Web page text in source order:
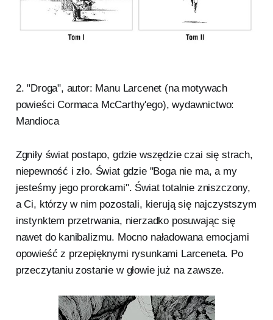
2. "Droga", autor: Manu Larcenet (na motywach
powieści Cormaca McCarthy'ego), wydawnictwo:
Mandioca
Zgniły świat postapo, gdzie wszędzie czai się strach,
niepewność i zło. Świat gdzie "Boga nie ma, a my
jesteśmy jego prorokami". Świat totalnie zniszczony,
a Ci, którzy w nim pozostali, kierują się najczystszym
instynktem przetrwania, nierzadko posuwając się
nawet do kanibalizmu. Mocno naładowana emocjami
opowieść z przepięknymi rysunkami Larceneta. Po
przeczytaniu zostanie w głowie już na zawsze.